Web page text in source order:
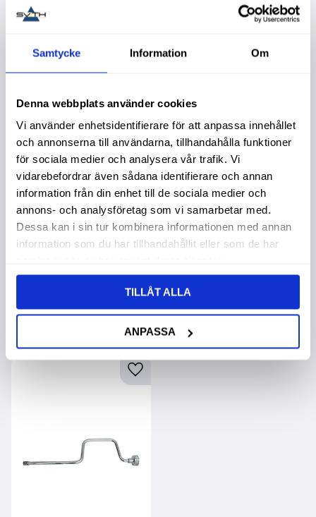
Samtycke Information Om
Denna webbplats använder cookies
Vi använder enhetsidentifierare för att anpassa innehållet
och annonserna till användarna, tillhandahålla funktioner
för sociala medier och analysera vår trafik. Vi
vidarebefordrar även sådana identifierare och annan
information från din enhet till de sociala medier och
annons- och analysföretag som vi samarbetar med.
Dessa kan i sin tur kombinera informationen med annan
information som du har tillhandahållit eller som de har
TILLÅT ALLA
ANPASSA
T-Handtag 1/2"
250Mm
Garanti 5 år. Köpa större
349,00:-
Lägg till i favoriter
T-Handtag 3/4"
450Mm
Garanti 5 år. Köpa större
599,00:-
Lägg till i favoriter